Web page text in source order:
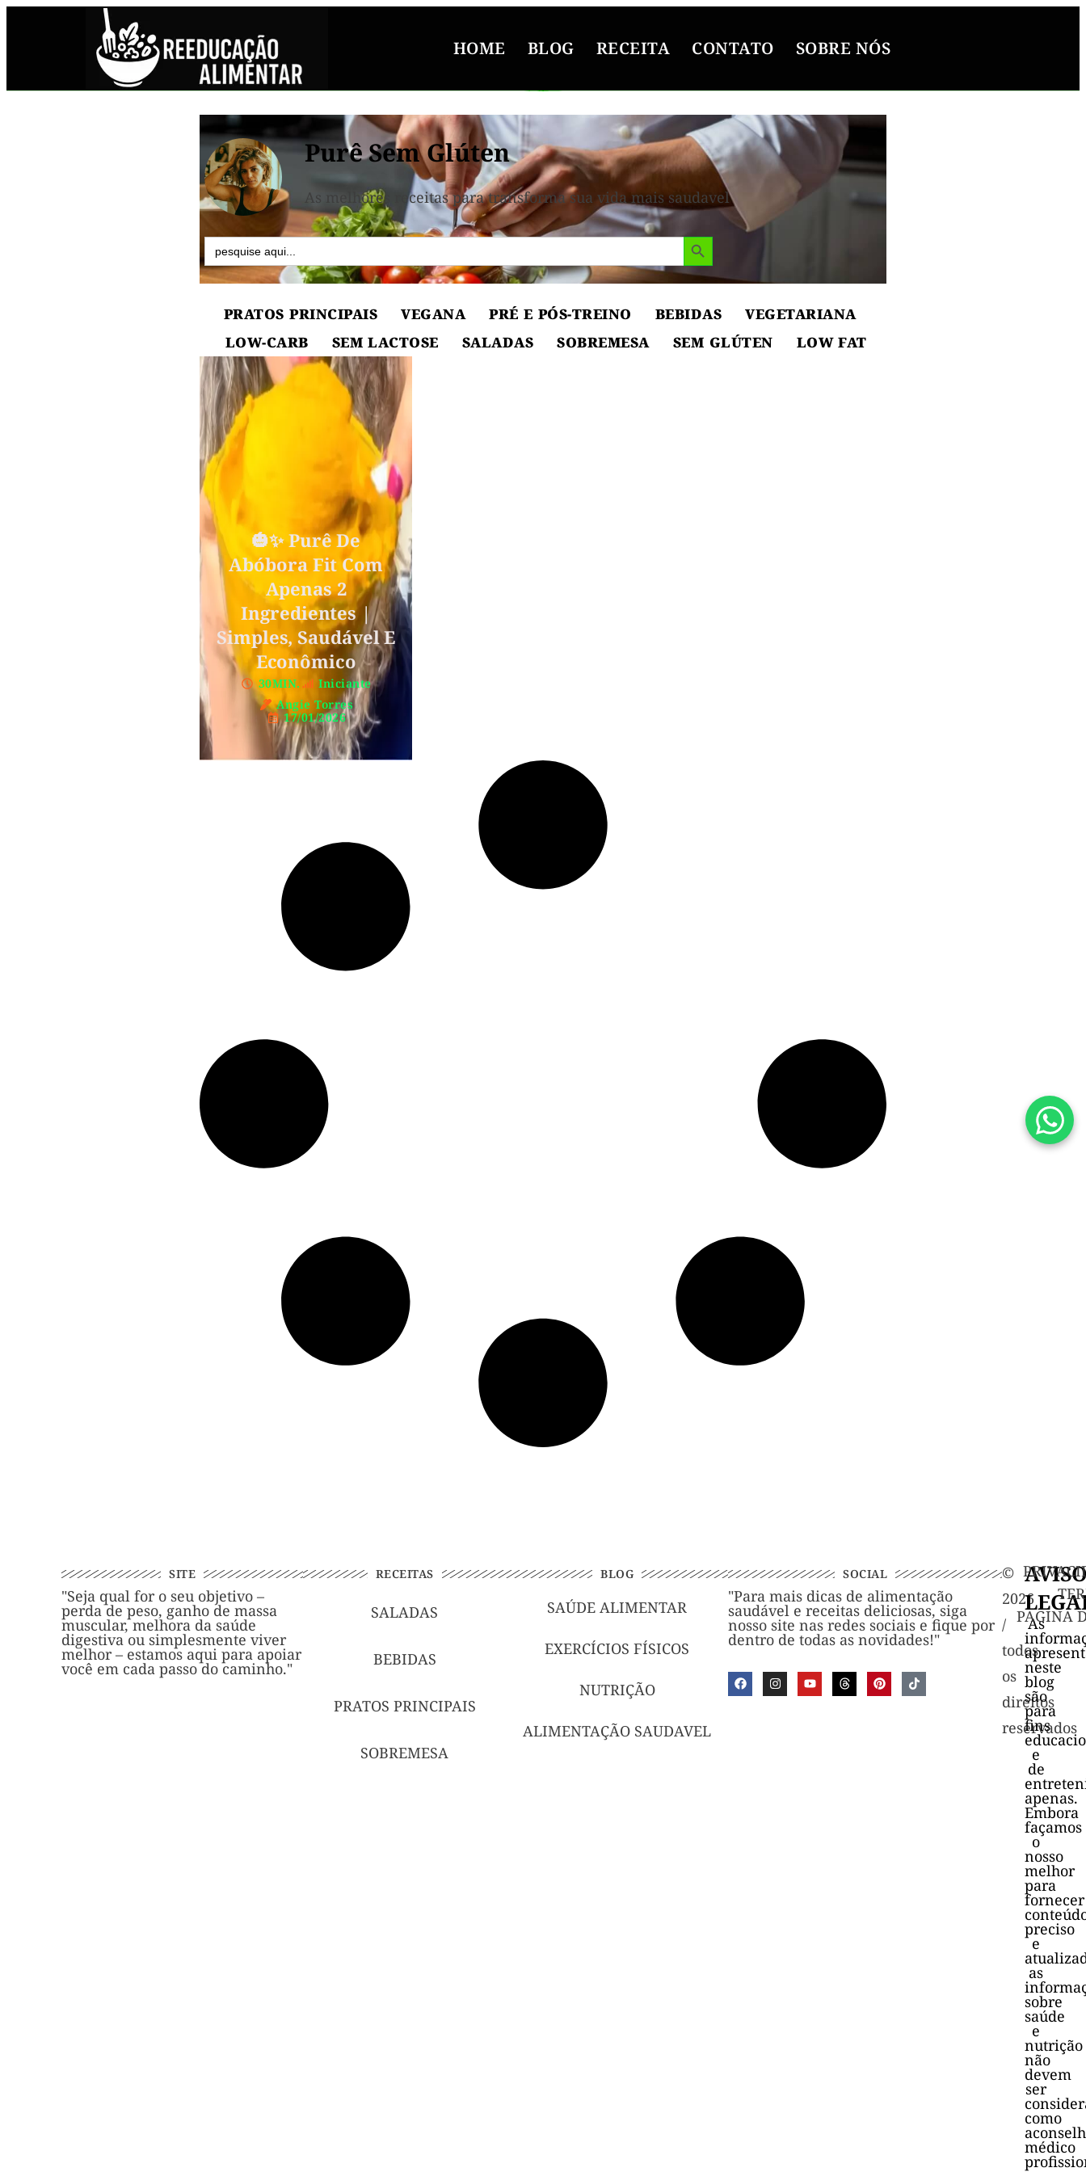
HOME BLOG RECEITA CONTATO SOBRE NÓS
Purê Sem Glúten
As melhores receitas para transforma sua vida mais saudavel
Search
for:
Search Button
PRATOS PRINCIPAIS VEGANA PRÉ E PÓS-TREINO BEBIDAS
VEGETARIANA
LOW-CARB
SEM LACTOSE SALADAS SOBREMESA SEM GLÚTEN LOW FAT
🎃✨ Purê De
Abóbora Fit Com
Apenas 2
Ingredientes |
Simples, Saudável E
Econômico
30MIN.
Iniciante
Angie Torres
17/01/2026
SITE
"Seja qual for o seu objetivo –
perda de peso, ganho de massa
muscular, melhora da saúde
digestiva ou simplesmente viver
melhor – estamos aqui para apoiar
você em cada passo do caminho."
RECEITAS
SALADAS
BEBIDAS
PRATOS PRINCIPAIS
SOBREMESA
BLOG
SAÚDE ALIMENTAR
EXERCÍCIOS FÍSICOS
NUTRIÇÃO
ALIMENTAÇÃO SAUDAVEL
SOCIAL
"Para mais dicas de alimentação
saudável e receitas deliciosas, siga
nosso site nas redes sociais e fique por
dentro de todas as novidades!"
©️
2026
/
todos
os
direitos
reservados
PAGINA
As
neste
blog
são
para
fins
e
de
apenas.
Embora
façamos
o
nosso
melhor
para
fornecer
preciso
e
as
sobre
saúde
e
nutrição
não
devem
ser
como
médico